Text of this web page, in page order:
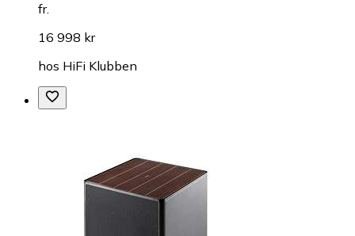
fr.
16 998 kr
hos HiFi Klubben